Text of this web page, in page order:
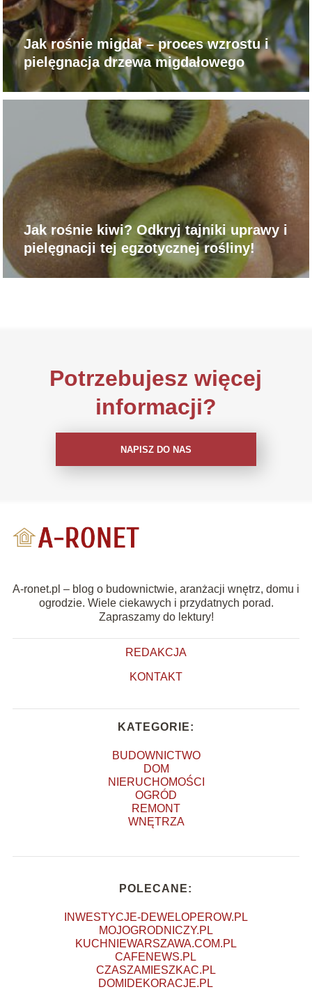
Jak rośnie migdał – proces wzrostu i
pielęgnacja drzewa migdałowego
Jak rośnie kiwi? Odkryj tajniki uprawy i
pielęgnacji tej egzotycznej rośliny!
Potrzebujesz więcej
informacji?
NAPISZ DO NAS
A-ronet.pl – blog o budownictwie, aranżacji wnętrz, domu i
ogrodzie. Wiele ciekawych i przydatnych porad.
Zapraszamy do lektury!
REDAKCJA
KONTAKT
KATEGORIE:
BUDOWNICTWO
DOM
NIERUCHOMOŚCI
OGRÓD
REMONT
WNĘTRZA
POLECANE:
INWESTYCJE-DEWELOPEROW.PL
MOJOGRODNICZY.PL
KUCHNIEWARSZAWA.COM.PL
CAFENEWS.PL
CZASZAMIESZKAC.PL
DOMIDEKORACJE.PL